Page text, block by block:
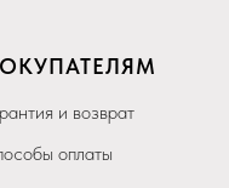
и возврат
оплаты